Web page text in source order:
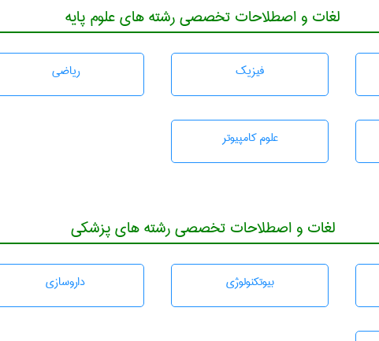
لغات و اصطلاحات تخصصی رشته های علوم پایه
فیزیک رياضی
علوم کامپیوتر
لغات و اصطلاحات تخصصی رشته های پزشکی
بيوتكنولوژی داروسازی